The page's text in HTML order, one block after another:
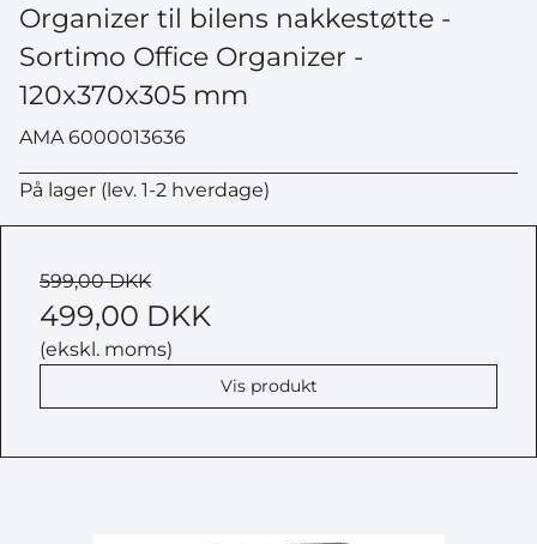
Organizer til bilens nakkestøtte -
Sortimo Office Organizer -
120x370x305 mm
AMA 6000013636
På lager (lev. 1-2 hverdage)
599,00 DKK
499,00 DKK
(ekskl. moms)
Vis produkt